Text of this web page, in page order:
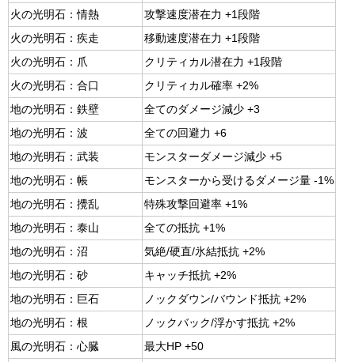
火の光明石：情熱
攻撃速度潜在力 +1段階
火の光明石：疾走
移動速度潜在力 +1段階
火の光明石：爪
クリティカル潜在力 +1段階
火の光明石：合口
クリティカル確率 +2%
地の光明石：鉄壁
全てのダメージ減少 +3
地の光明石：波
全ての回避力 +6
地の光明石：武装
モンスターダメージ減少 +5
地の光明石：帳
モンスターから受けるダメージ量 -1%
地の光明石：攪乱
特殊攻撃回避率 +1%
地の光明石：泰山
全ての抵抗 +1%
地の光明石：沼
気絶/硬直/氷結抵抗 +2%
地の光明石：砂
キャッチ抵抗 +2%
地の光明石：巨石
ノックダウン/バウンド抵抗 +2%
地の光明石：根
ノックバック/浮かす抵抗 +2%
風の光明石：心臓
最大HP +50